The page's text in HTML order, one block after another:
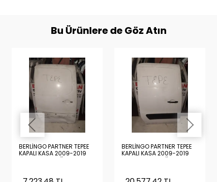
Bu Ürünlere de Göz Atın
BERLİNGO PARTNER TEPEE
KAPALI KASA 2009-2019
BOŞ BEYAZ SAĞ ARKA KAPI
BERLİNGO PARTNER TEPEE
KAPALI KASA 2009-2019
DOLU BEYAZ SAĞ ARKA